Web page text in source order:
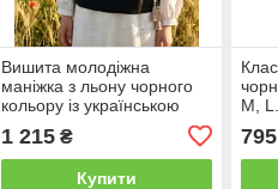
Вишита молодіжна
маніжка з льону чорного
кольору із українською
вишивкою та зав'язками в
бокових швах розміри S,
M, L.
1 215₴
Купити
M,
795